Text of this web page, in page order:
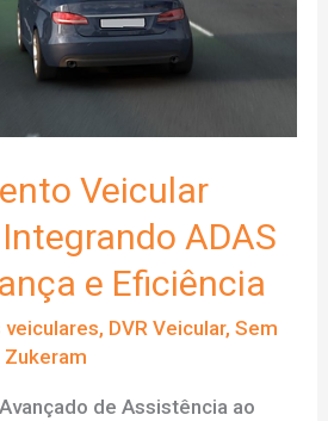
Veicular
ADAS
e Eficiência
veiculares, DVR Veicular,Sem
de Assistência ao